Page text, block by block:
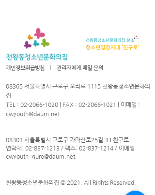
개인정보취급방침 관리자에게 메일 문의
08365 서울특별시 구로구 오리로 1115 천왕동청소년문화의
집
TEL : 02-2066-1020 | FAX : 02-2066-1021
| 이메일 :
cwyouth@daum.net
08301 서울특별시 구로구 가마산로25길 33 친구로
연락처: 02-837-1213 / 팩스: 02-837-1214 / 이메일
cwyouth_guro@daum.net
천왕동청소년문화의집 © 2021. All Rights Reserved.